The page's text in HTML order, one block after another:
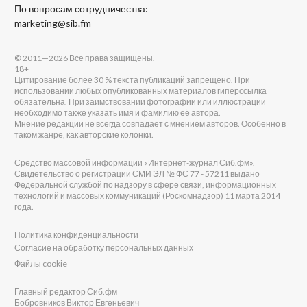
По вопросам сотрудничества:
marketing@sib.fm
© 2011—2026 Все права защищены.
18+
Цитирование более 30 % текста публикаций запрещено. При
использовании любых опубликованных материалов гиперссылка
обязательна. При заимствовании фотографии или иллюстрации
необходимо также указать имя и фамилию её автора.
Мнение редакции не всегда совпадает с мнением авторов. Особенно в
таком жанре, как авторские колонки.
Средство массовой информации «Интернет-журнал Сиб.фм».
Свидетельство о регистрации СМИ ЭЛ № ФС 77 - 57211 выдано
Федеральной службой по надзору в сфере связи, информационных
технологий и массовых коммуникаций (Роскомнадзор) 11 марта 2014
года.
Политика конфиденциальности
Согласие на обработку персональных данных
Файлы cookie
Главный редактор Сиб.фм
Бобровников Виктор Евгеньевич